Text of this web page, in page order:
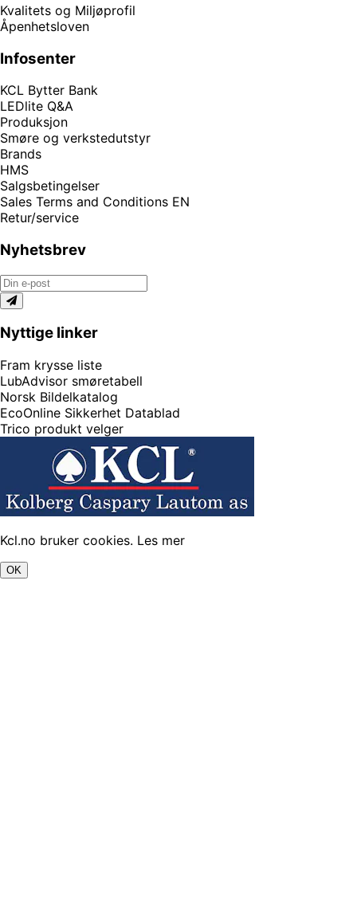
Kvalitets og Miljøprofil
Åpenhetsloven
Infosenter
KCL Bytter Bank
LEDlite Q&A
Produksjon
Smøre og verkstedutstyr
Brands
HMS
Salgsbetingelser
Sales Terms and Conditions EN
Retur/service
Nyhetsbrev
Nyttige linker
Fram krysse liste
LubAdvisor smøretabell
Norsk Bildelkatalog
EcoOnline Sikkerhet Datablad
Trico produkt velger
Kcl.no bruker cookies. Les mer
OK